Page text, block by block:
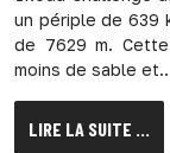
un périple de 639
de 7629 m.
moins de sable
LIRE LA SUITE ...